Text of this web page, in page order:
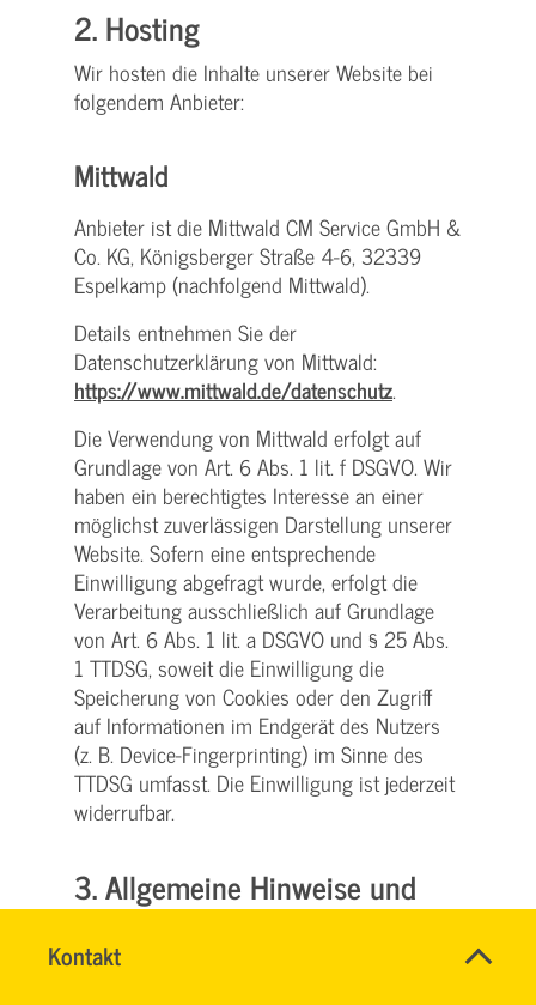
Kontakt
TEAM
Name*
2. Hosting
Wir hosten die Inhalte unserer Website bei
folgendem Anbieter:
Mittwald
Anbieter ist die Mittwald CM Service GmbH &
Co. KG, Königsberger Straße 4-6, 32339
Espelkamp (nachfolgend Mittwald).
Details entnehmen Sie der
Datenschutzerklärung von Mittwald:
https://www.mittwald.de/datenschutz.
Die Verwendung von Mittwald erfolgt auf
Grundlage von Art. 6 Abs. 1 lit. f DSGVO. Wir
haben ein berechtigtes Interesse an einer
möglichst zuverlässigen Darstellung unserer
Website. Sofern eine entsprechende
Einwilligung abgefragt wurde, erfolgt die
Verarbeitung ausschließlich auf Grundlage
von Art. 6 Abs. 1 lit. a DSGVO und § 25 Abs.
1 TTDSG, soweit die Einwilligung die
Speicherung von Cookies oder den Zugriff
auf Informationen im Endgerät des Nutzers
(z. B. Device-Fingerprinting) im Sinne des
TTDSG umfasst. Die Einwilligung ist jederzeit
widerrufbar.
3. Allgemeine Hinweise und